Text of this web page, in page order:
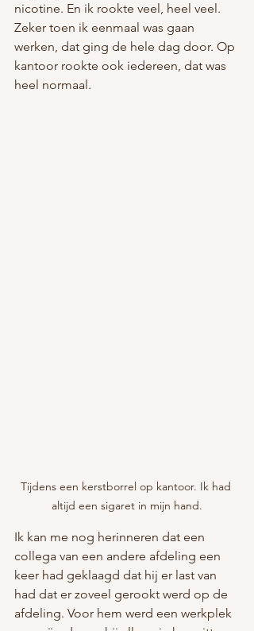
nicotine. En ik rookte veel, heel veel.
Zeker toen ik eenmaal was gaan
werken, dat ging de hele dag door. Op
kantoor rookte ook iedereen, dat was
heel normaal.
Tijdens een kerstborrel op kantoor. Ik had
altijd een sigaret in mijn hand.
Ik kan me nog herinneren dat een
collega van een andere afdeling een
keer had geklaagd dat hij er last van
had dat er zoveel gerookt werd op de
afdeling. Voor hem werd een werkplek